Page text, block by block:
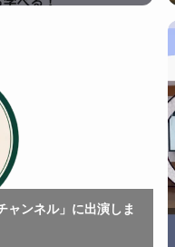
ャンネル」に出演しま